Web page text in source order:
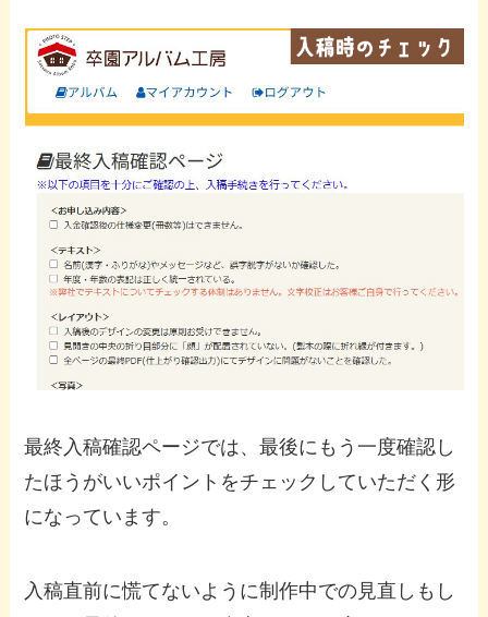
最終入稿確認ページでは、最後にもう一度確認し
たほうがいいポイントをチェックしていただく形
になっています。
入稿直前に慌てないように制作中での見直しもし